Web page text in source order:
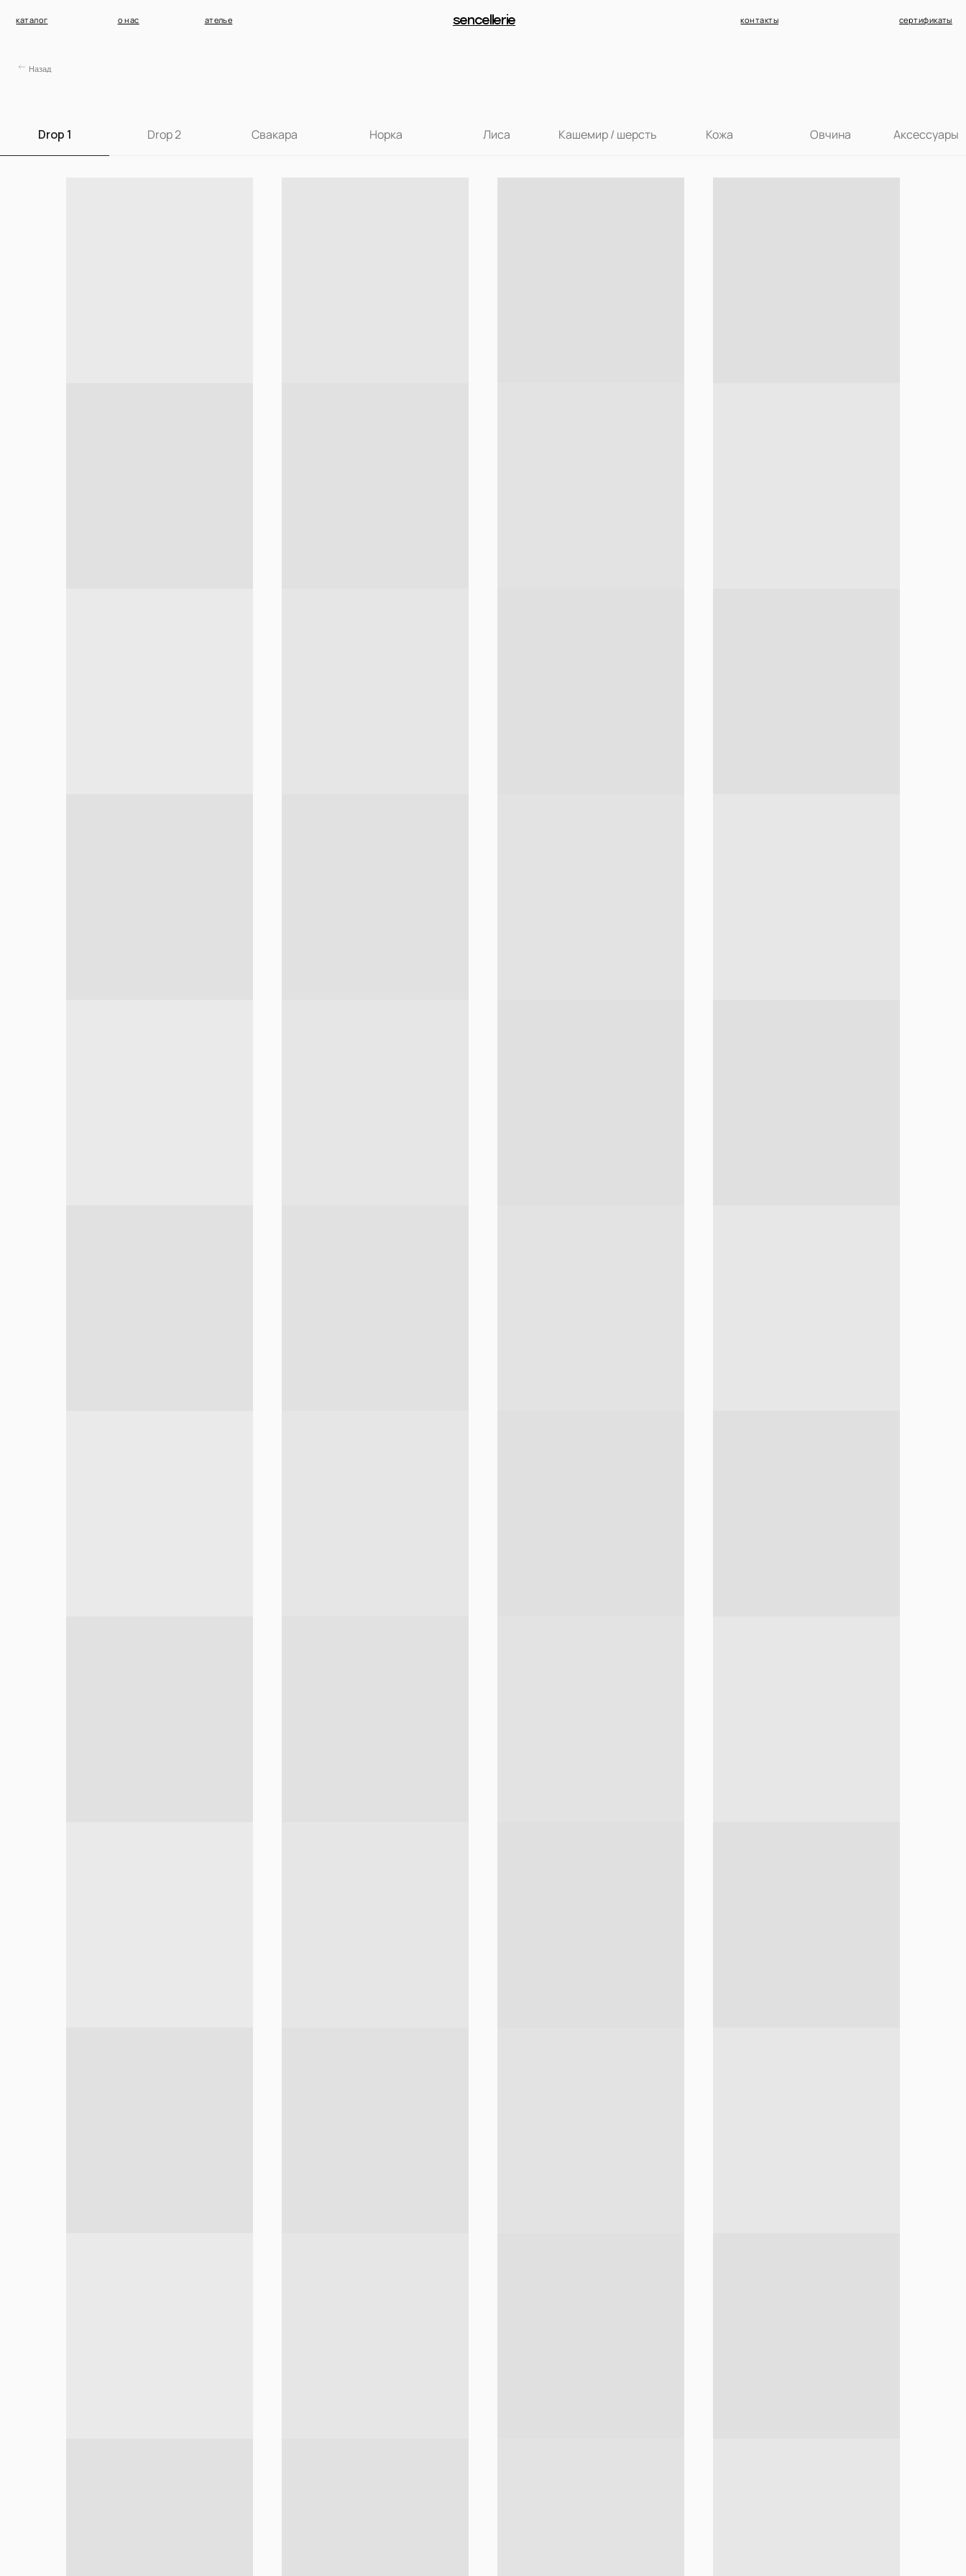
каталог ателье
о нас sencellerie
Drop 1 Drop 2 Свакара Норка Лиса Кашемир / шерсть Кожа Овчина Аксессуары